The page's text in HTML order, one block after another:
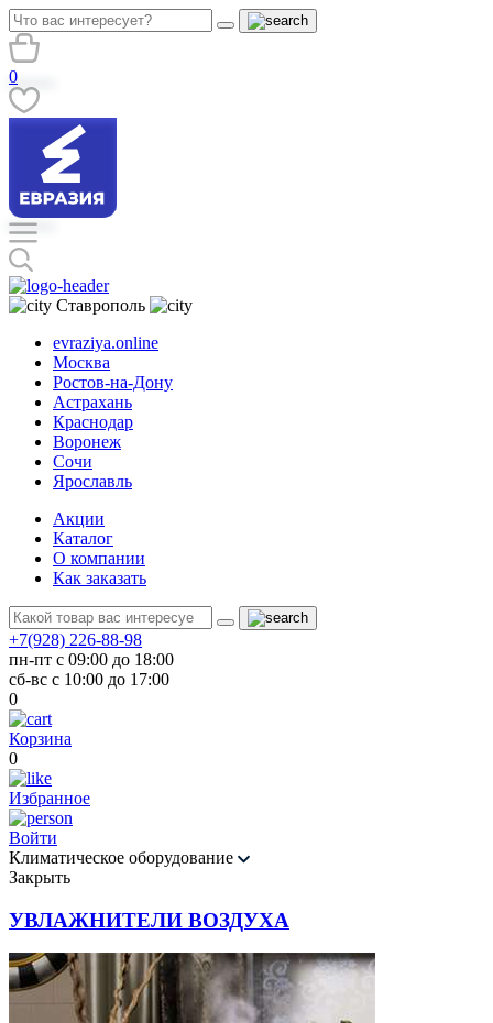
0
Ставрополь
evraziya.online
Москва
Ростов-на-Дону
Астрахань
Краснодар
Воронеж
Сочи
Ярославль
Акции
Каталог
О компании
Как заказать
+7(928) 226-88-98
пн-пт с 09:00 до 18:00
сб-вс с 10:00 до 17:00
0
Корзина
0
Избранное
Войти
Климатическое оборудование
Закрыть
УВЛАЖНИТЕЛИ ВОЗДУХА